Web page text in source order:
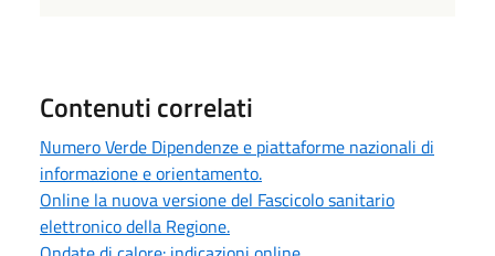
Contenuti correlati
Numero Verde Dipendenze e piattaforme nazionali di
informazione e orientamento.
Online la nuova versione del Fascicolo sanitario
elettronico della Regione.